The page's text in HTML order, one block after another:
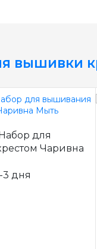
вышивки
для
Чаривна
3 дня